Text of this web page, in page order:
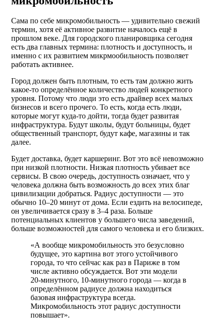
Сама по себе микромобильность — удивительно свежий
термин, хотя её активное развитие началось ещё в
прошлом веке. Для городского планировщика сегодня
есть два главных термина: плотность и доступность, и
именно с их развитием микрмообильность позволяет
работать активнее.
Город должен быть плотным, то есть там должно жить
какое-то определённое количество людей конкретного
уровня. Потому что люди это есть драйвер всех малых
бизнесов и всего прочего. То есть, когда есть люди,
которые могут куда-то дойти, тогда будет развитая
инфраструктура. Будут школы, будут больницы, будет
общественный транспорт, будут кафе, магазины и так
далее.
Будет доставка, будет каршеринг. Вот это всё невозможно
при низкой плотности. Низкая плотность убивает все
сервисы. В свою очередь, доступность означает, что у
человека должна быть возможность до всех этих благ
цивилизации добраться. Радиус доступности — это
обычно 10–20 минут от дома. Если ездить на велосипеде,
он увеличивается сразу в 3–4 раза. Больше
потенциальных клиентов у большего числа заведений,
больше возможностей для самого человека и его близких.
«А вообще микромобильность это безусловно
будущее, это картина вот этого устойчивого
города, то что сейчас как раз в Париже в том
числе активно обсуждается. Вот эти модели
20-минутного, 10-минутного города — когда в
определённом радиусе должна находиться
базовая инфраструктура всегда.
Микромобильность этот радиус доступности
повышает».